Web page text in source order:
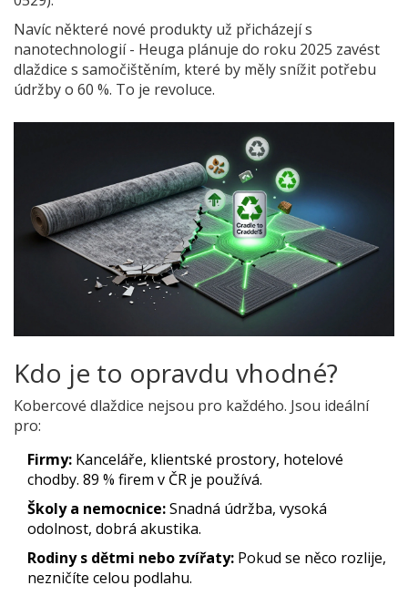
Navíc některé nové produkty už přicházejí s
nanotechnologií - Heuga plánuje do roku 2025 zavést
dlaždice s samočištěním, které by měly snížit potřebu
údržby o 60 %. To je revoluce.
Kdo je to opravdu vhodné?
Kobercové dlaždice nejsou pro každého. Jsou ideální
pro:
Firmy: Kanceláře, klientské prostory, hotelové
chodby. 89 % firem v ČR je používá.
Školy a nemocnice:Snadná údržba, vysoká
odolnost, dobrá akustika.
Rodiny s dětmi nebo zvířaty: Pokud se něco rozlije,
nezničíte celou podlahu.